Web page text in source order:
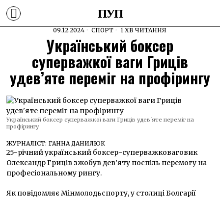
ПУП
09.12.2024 СПОРТ 1 ХВ ЧИТАННЯ
Український боксер
суперважкої ваги Гриців
удев’яте переміг на профірингу
Український боксер суперважкої ваги Гриців удев'яте переміг на
профірингу
ЖУРНАЛІСТ: ГАННА ДАНИЛЮК
25-річний український боксер-суперважковаговик
Олександр Гриців зжобув дев’яту поспіль перемогу на
професіональному рингу.
Як повідомляє Мінмолодьспорту, у столиці Болгарії